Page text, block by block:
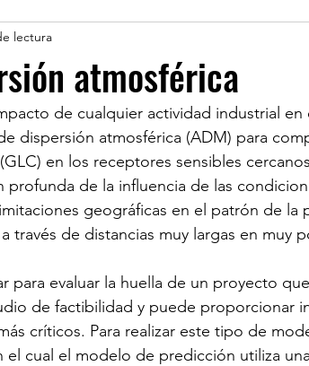
atmosférica
lectura
de cualquier actividad industrial
dispersión atmosférica (ADM) para
en los receptores sensibles
de la influencia de las
geográficas en el patrón de la
través de distancias muy largas en muy
para evaluar la huella de un proyecto
de factibilidad y puede proporcionar
críticos. Para realizar este tipo de
el cual el modelo de predicción utiliza